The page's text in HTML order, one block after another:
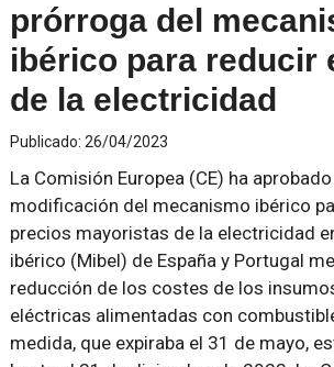
prórroga del
ibérico para reducir
de la electricidad
Publicado: 26/04/2023
La Comisión Europea (CE) ha
modificación del mecanismo ibérico
precios mayoristas de la electricidad
ibérico (Mibel) de España y Portugal
reducción de los costes de los
eléctricas alimentadas con
medida, que expiraba el 31 de mayo,